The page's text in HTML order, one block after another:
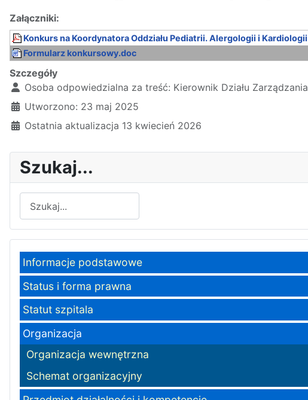
Szukaj...
Informacje podstawowe
Status i forma prawna
Statut szpitala
Organizacja
Organizacja wewnętrzna
Schemat organizacyjny
Załączniki:
Konkurs na Koordynatora Oddziału Pediatrii. Alergologii i
Formularz konkursowy.doc
Szczegóły
Osoba odpowiedzialna za treść: Kierownik Działu
Utworzono: 23 maj 2025
Ostatnia aktualizacja 13 kwiecień 2026